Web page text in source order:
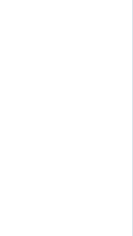
אנחנו